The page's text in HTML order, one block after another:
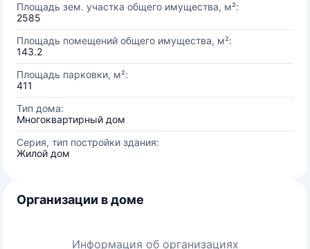
Площадь зем. участка общего имущества, м²:
2585
Площадь помещений общего имущества, м²:
143.2
Площадь парковки, м²:
411
Тип дома:
Многоквартирный дом
Серия, тип постройки здания:
Жилой дом
Организации в доме
Информация об организациях